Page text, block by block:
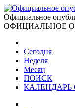
Официальное
ОФИЦИАЛЬНОЕ
Сегодня
Неделя
Месяц
ПОИСК